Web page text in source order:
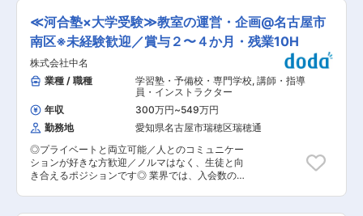
目指せます！ 変更の範囲：会社の定める業務
通じて業務理解を深めながら、徐々に担当範囲を
広げていきます。 「一社で長く働きたい」方を歓
迎する環境です。 ■魅力ポイント： ◎上流工程を
目指せる環境！ 当社は客先の案件だけではなくグ
ループ会社からの直請け受託案件にも参画をして
いるため上流工程から参画できる環境となってい
本業に加えて副業での勤務をいただくことも可能
です ご自身のやられたいことを後押しする社風で
す スキルアップ： 業務に必要資格の教材補助・
受検費負担やeラーニングも導入しておりますの
でご希望に合わせて活用いただきスキルアップに
生かしていただくことが可能です。 働き方： 産
得実績があります。 会社の上層部も制度活用して
おり、活用が根付いています。 また残業時間も
備わっております。 ■業務詳細： 講師ではない
ため、授業を担当することはありません。校舎ご
とに裁量が与えられているため、自分の意見を反
映させながら運営することができます。 ■身につ
くスキル： 生徒との面談や従業員のマネジメント
通して、提案力、ヒアリング力、関係性構築力を
身に着けることができるため成長できる環境で
す。 1年目は覚えることもあり大変な部分もあり
ますが、生徒の成長に携わることが出来るところ
が醍醐味です。 ■入社後の流れ まずは新瑞橋校
舎にて河合塾マナビスの研修を受けていただきま
す。その後は各校舎へ配属。OJTで先輩から業務
の流れなどを学びます。教育体制が整っており、
個々に合わせてじっくりと育成します。 ＜お仕事
内容＞ 入塾相談や塾生との面談がメインとしてお
≪河合塾×大学受験≫教室の運営・企画@名古屋市
南区※未経験歓迎／賞与２〜４か月・残業10H
株式会社中名
業種 / 職種
学習塾・予備校・専門学校, 講師・指導
員・インストラクター
年収
300万円~549万円
勤務地
愛知県名古屋市瑞穂区瑞穂通
◎プライベートと両立可能／人とのコミュニケー
ションが好きな方歓迎／ノルマはなく、生徒と向
き合えるポジションです◎ 業界では、入会数の目